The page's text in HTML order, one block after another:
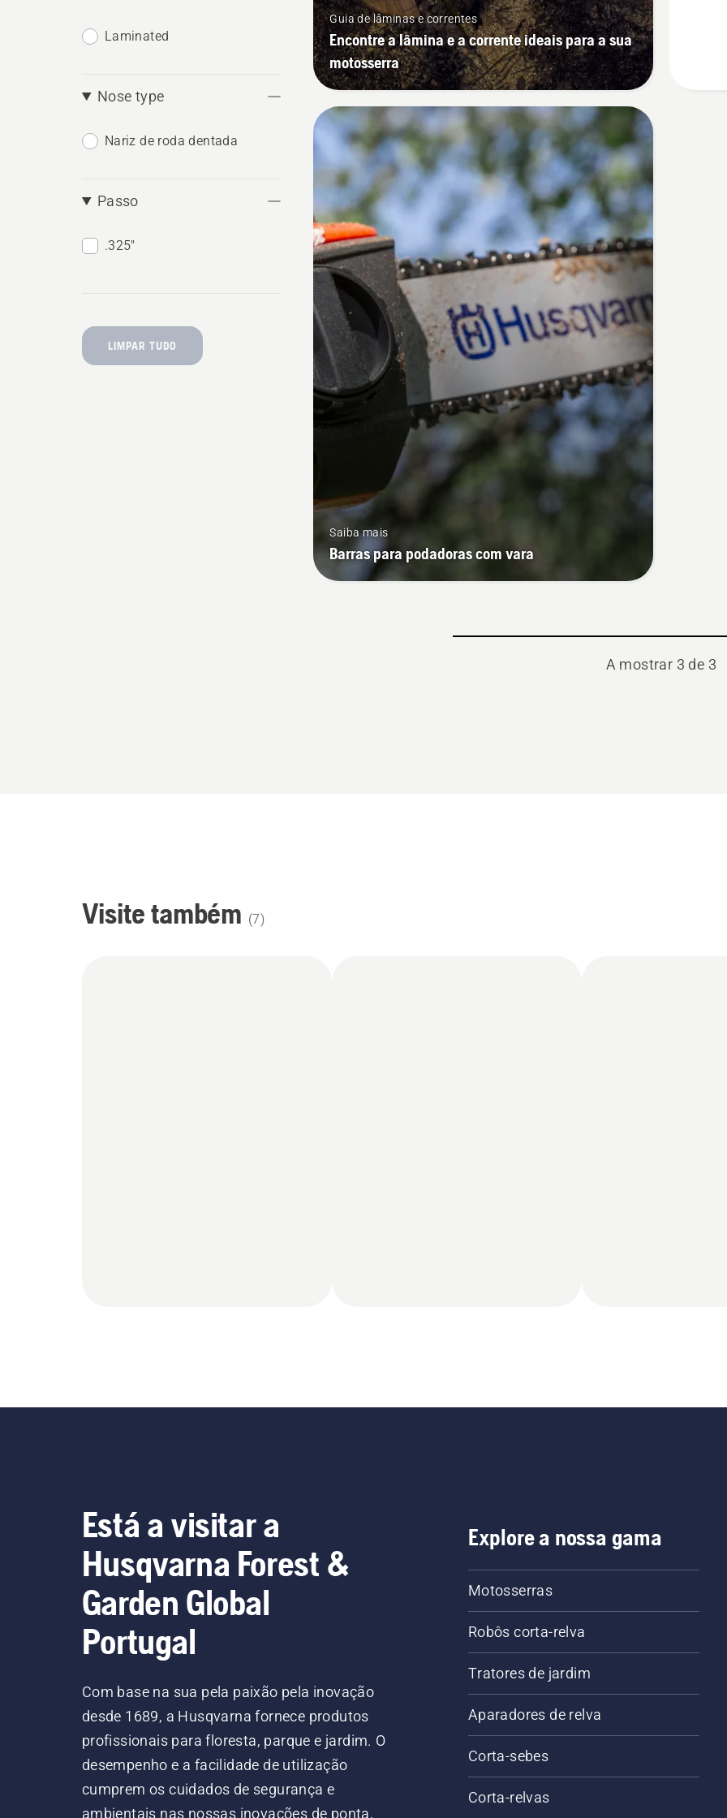
Laminated
Nose type
Nariz de roda dentada
Passo
.325"
LIMPAR TUDO
Guia de lâminas e correntes
Encontre a lâmina e a corrente ideais para a sua
motosserra
Saiba mais
Barras para podadoras com vara
A mostrar 3 de 3
Visite também (7)
Está a visitar a
Husqvarna Forest &
Garden Global
Portugal
Com base na sua pela paixão pela inovação
desde 1689, a Husqvarna fornece produtos
profissionais para floresta, parque e jardim. O
desempenho e a facilidade de utilização
cumprem os cuidados de segurança e
ambientais nas nossas inovações de ponta,
Explore a nossa gama
Motosserras
Robôs corta-relva
Tratores de jardim
Aparadores de relva
Corta-sebes
Corta-relvas